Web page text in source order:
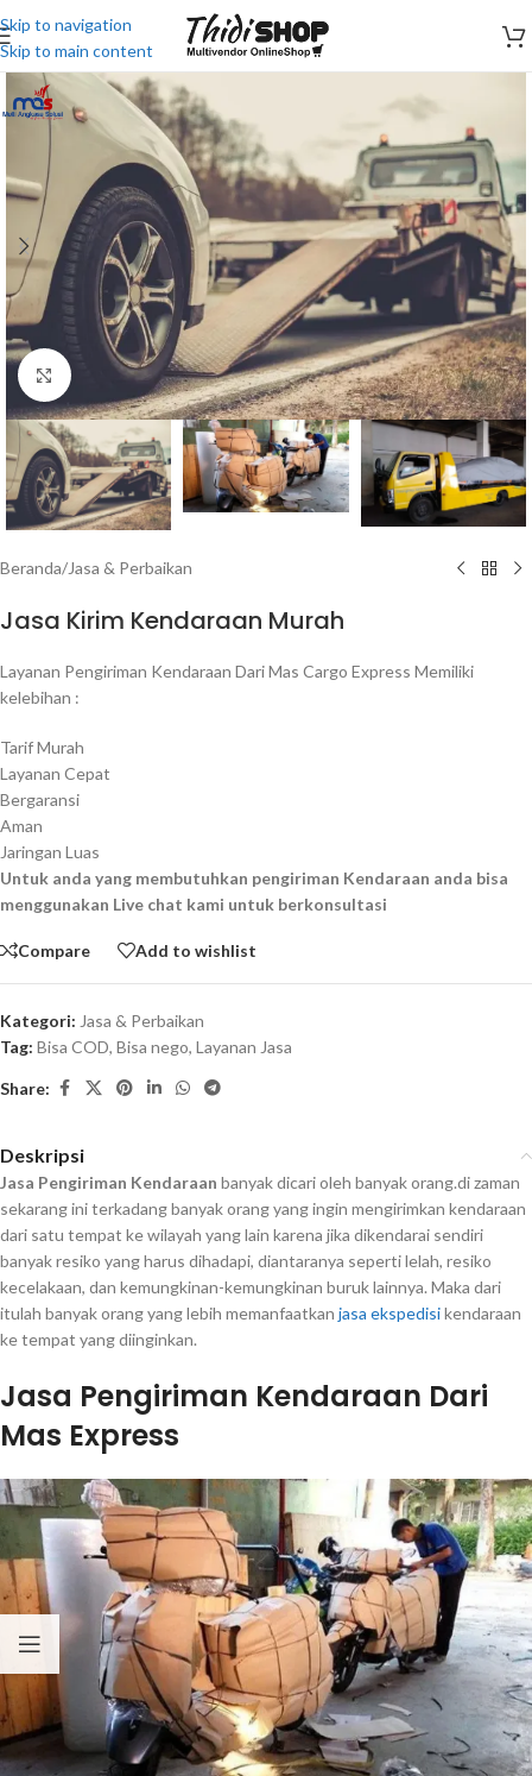
Skip to navigation
Skip to main content
Click to enlarge
Beranda/Jasa & Perbaikan
Jasa Kirim Kendaraan Murah
Layanan Pengiriman Kendaraan Dari Mas Cargo Express Memiliki
kelebihan :
Tarif Murah
Layanan Cepat
Bergaransi
Aman
Jaringan Luas
Untuk anda yang membutuhkan pengiriman Kendaraan anda bisa
menggunakan Live chat kami untuk berkonsultasi
Compare Add to wishlist
Kategori: Jasa & Perbaikan
Tag: Bisa COD, Bisa nego, Layanan Jasa
Share:
Deskripsi
Jasa Pengiriman Kendaraan banyak dicari oleh banyak orang.di zaman
sekarang ini terkadang banyak orang yang ingin mengirimkan kendaraan
dari satu tempat ke wilayah yang lain karena jika dikendarai sendiri
banyak resiko yang harus dihadapi, diantaranya seperti lelah, resiko
kecelakaan, dan kemungkinan-kemungkinan buruk lainnya. Maka dari
itulah banyak orang yang lebih memanfaatkan jasa ekspedisikendaraan
ke tempat yang diinginkan.
Jasa Pengiriman Kendaraan Dari
Mas Express